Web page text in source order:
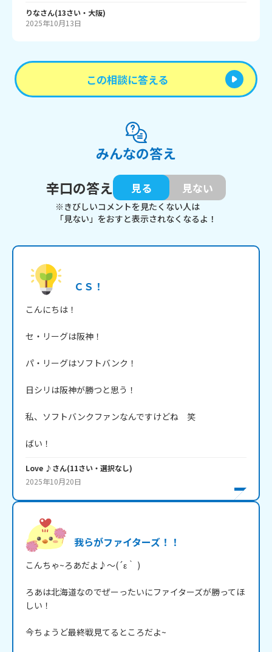
りなさん(13さい・ 大阪)
2025年10月13日
この相談に答える
みんなの答え
辛口の答え
見る 見ない
※きびしいコメントを見たくない人は
「見ない」をおすと表示されなくなるよ！
ＣＳ！
こんにちは！
セ・リーグは阪神！
パ・リーグはソフトバンク！
日シリは阪神が勝つと思う！
私、ソフトバンクファンなんですけどね　笑
ばい！
Love ♪ さん(11さい・ 選択なし)
2025年10月20日
我らがファイターズ！！
こんちゃ~ろあだよ♪～(´ε｀ )
ろあは北海道なのでぜーったいにファイターズが勝ってほ
しい！
今ちょうど最終戦見てるところだよ~